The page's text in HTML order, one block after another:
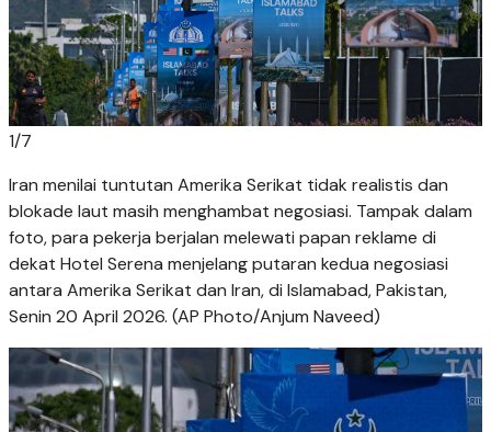
1/7
Iran menilai tuntutan Amerika Serikat tidak realistis dan
blokade laut masih menghambat negosiasi. Tampak dalam
foto, para pekerja berjalan melewati papan reklame di
dekat Hotel Serena menjelang putaran kedua negosiasi
antara Amerika Serikat dan Iran, di Islamabad, Pakistan,
Senin 20 April 2026. (AP Photo/Anjum Naveed)